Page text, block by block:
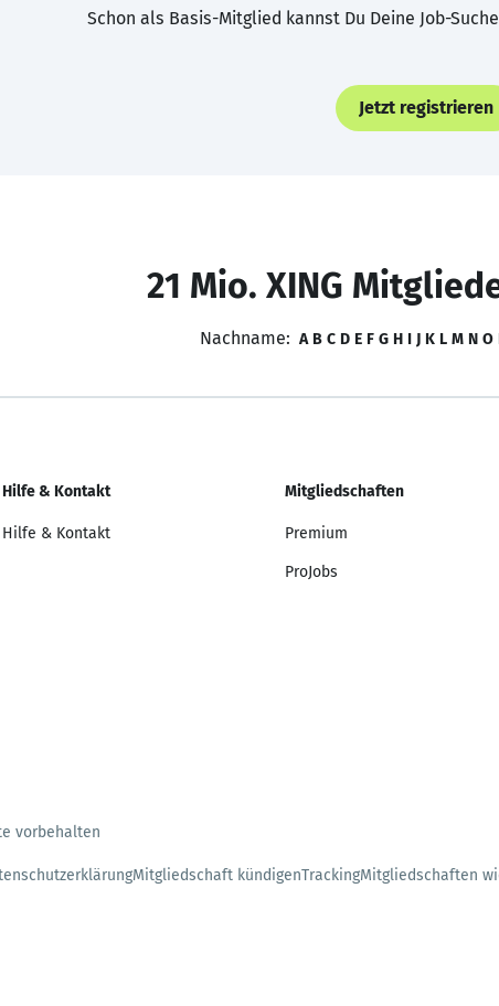
Schon als Basis-Mitglied kannst Du Deine Job-
Jetzt registrieren
21 Mio. XING
Nachname: A B C D E F G H I J K L M N O
Hilfe & Kontakt
Hilfe & Kontakt
Mitgliedschaften
Premium
ProJobs
vorbehalten
Mitgliedschaft kündigenTrackingMitgliedschaften